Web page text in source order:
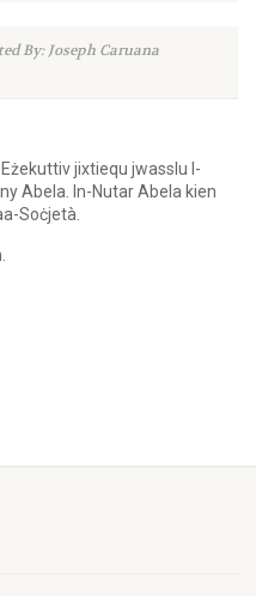
By: Joseph Caruana
jixtiequ jwasslu l-
Abela. In-Nutar Abela kien
Soċjetà.